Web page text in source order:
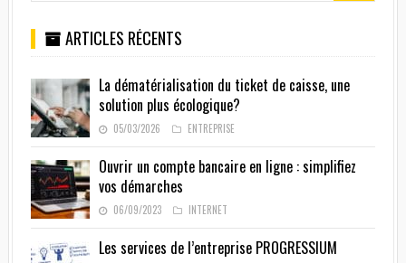
ARTICLES RÉCENTS
La dématérialisation du ticket de caisse, une
solution plus écologique?
05/03/2026 ENTREPRISE
Ouvrir un compte bancaire en ligne : simplifiez
vos démarches
06/09/2023 INTERNET
Les services de l’entreprise PROGRESSIUM